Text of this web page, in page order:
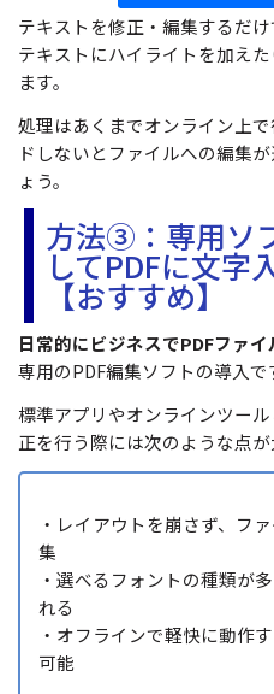
テキストを修正・編集するだ
テキストにハイライトを加え
ます。
処理はあくまでオンライン上
ドしないとファイルへの編集
ょう。
方法③：専用ソ
してPDFに文字
【おすすめ】
日常的にビジネスでPDFファ
専用のPDF編集ソフトの導入で
標準アプリやオンラインツー
正を行う際には次のような点が
・レイアウトを崩さず、フ
集
・選べるフォントの種類が
れる
・オフラインで軽快に動作
可能